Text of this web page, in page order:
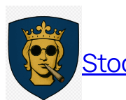
Hoppa
till
innehåll